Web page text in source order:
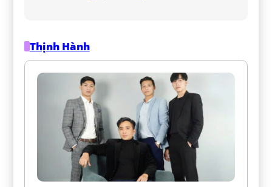
Thịnh Hành